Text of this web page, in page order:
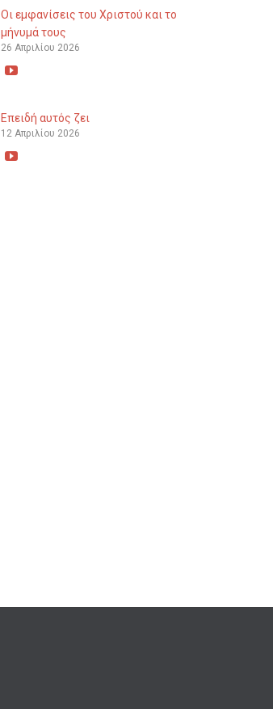
Οι εμφανίσεις του Χριστού και το
μήνυμά τους
26 Απριλίου 2026

Επειδή αυτός ζει
12 Απριλίου 2026
